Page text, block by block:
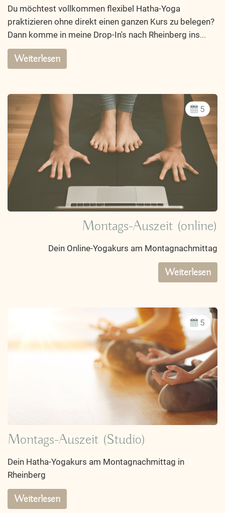
Du möchtest vollkommen flexibel Hatha-Yoga
praktizieren ohne direkt einen ganzen Kurs zu belegen?
Dann komme in meine Drop-In's nach Rheinberg ins...
Weiterlesen
5
Montags-Auszeit (online)
Dein Online-Yogakurs am Montagnachmittag
Weiterlesen
5
Montags-Auszeit (Studio)
Dein Hatha-Yogakurs am Montagnachmittag in
Rheinberg
Weiterlesen